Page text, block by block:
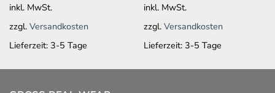
Produktseite
gewählt
werden
inkl. MwSt.
zzgl. Versandkosten
Lieferzeit: 3-5 Tage
Produktseite
gewählt
werden
inkl. MwSt.
zzgl. Versandkosten
Lieferzeit: 3-5 Tage